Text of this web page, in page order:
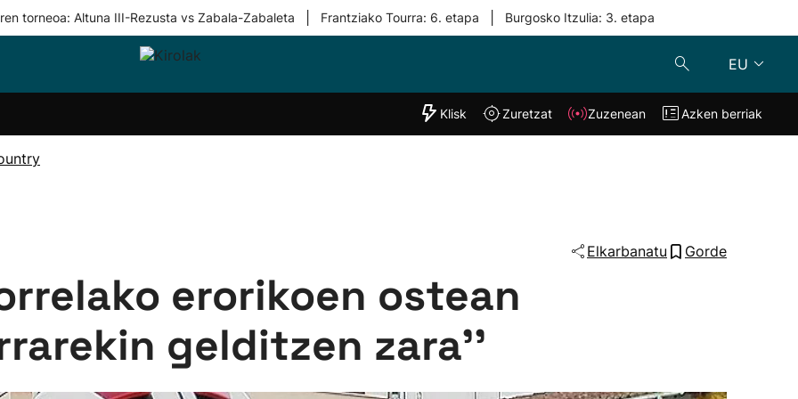
torneoa: Altuna III-Rezusta vs Zabala-Zabaleta Frantziako Tourra: 6. etapa Burgosko Itzulia: 3. etapa
EU
Taldeak
"Helmuga"
Klisk Zuzenean
Klisk Zuretzat Zuzenean Azken berriak
Elkarbanatu Gorde
erorikoen ostean
gelditzen zara''